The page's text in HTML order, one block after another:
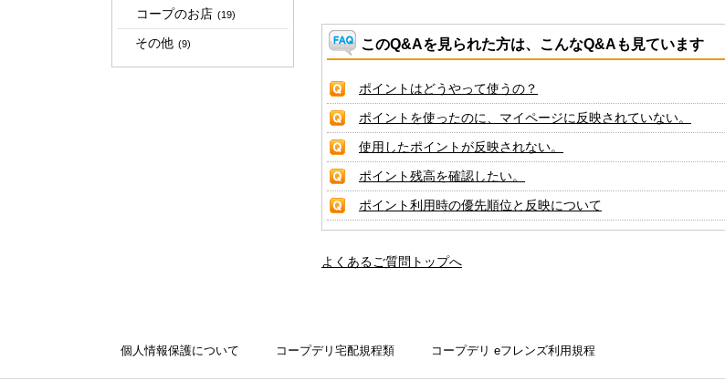
コープのお店 (19)
その他 (9) このQ&Aを見られた方は、こんなQ&Aも見ています
ポイントはどうやって使うの？
ポイントを使ったのに、マイページに反映されていない。
使用したポイントが反映されない。
ポイント残高を確認したい。
ポイント利用時の優先順位と反映について
よくあるご質問トップへ
個人情報保護について コープデリ宅配規程類 コープデリ eフレンズ利用規程